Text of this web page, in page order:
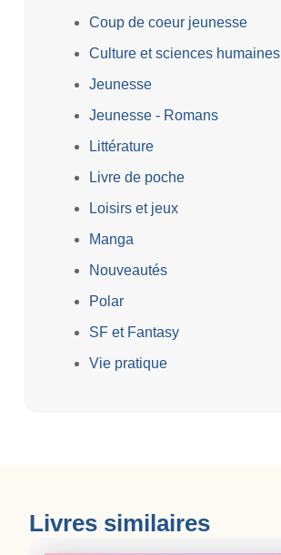
Coup de coeur jeunesse
Culture et sciences humaines
Jeunesse
Jeunesse - Romans
Littérature
Livre de poche
Loisirs et jeux
Manga
Nouveautés
Polar
SF et Fantasy
Vie pratique
Livres similaires